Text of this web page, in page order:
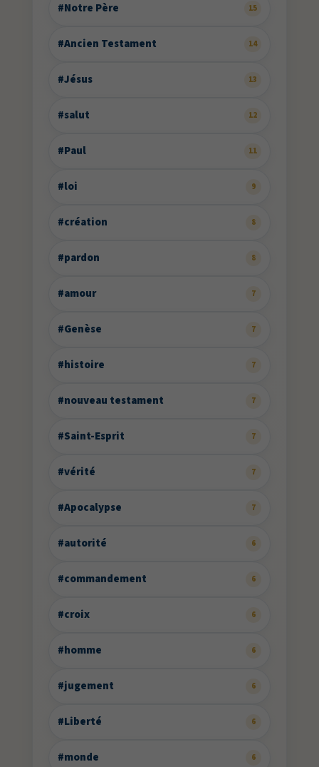
#Notre Père 15
#Ancien Testament 14
#Jésus 13
#salut 12
#Paul 11
#loi 9
#création 8
#pardon 8
#amour 7
#Genèse 7
#histoire 7
#nouveau testament 7
#Saint-Esprit 7
#vérité 7
#Apocalypse 7
#autorité 6
#commandement 6
#croix 6
#homme 6
#jugement 6
#Liberté 6
#monde 6